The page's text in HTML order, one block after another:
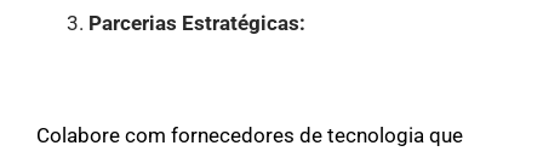
Parcerias Estratégicas:
Colabore com fornecedores de tecnologia que